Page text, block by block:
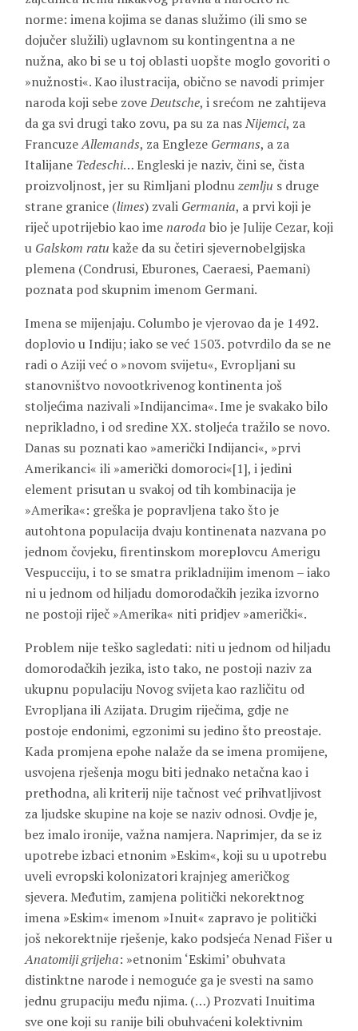
norme: imena kojima se danas služimo (ili smo se
dojučer služili) uglavnom su kontingentna a ne
nužna, ako bi se u toj oblasti uopšte moglo govoriti o
»nužnosti«. Kao ilustracija, obično se navodi primjer
naroda koji sebe zoveDeutsche, i srećom ne zahtijeva
da ga svi drugi tako zovu, pa su za nasNijemci, za
FrancuzeAllemands, za Engleze Germans, a za
Italijane Tedeschi… Engleski je naziv, čini se, čista
proizvoljnost, jer su Rimljani plodnuzemlju s druge
strane granice (limes) zvali Germania, a prvi koji je
riječ upotrijebio kao imenaroda bio je Julije Cezar, koji
u Galskom ratu kaže da su četiri sjevernobelgijska
plemena (Condrusi, Eburones, Caeraesi, Paemani)
poznata pod skupnim imenom Germani.
Imena se mijenjaju. Columbo je vjerovao da je 1492.
doplovio u Indiju; iako se već 1503. potvrdilo da se ne
radi o Aziji već o »novom svijetu«, Evropljani su
stanovništvo novootkrivenog kontinenta još
stoljećima nazivali »Indijancima«. Ime je svakako bilo
neprikladno, i od sredine XX. stoljeća tražilo se novo.
Danas su poznati kao »američki Indijanci«, »prvi
Amerikanci« ili »američki domoroci«[1], i jedini
element prisutan u svakoj od tih kombinacija je
»Amerika«: greška je popravljena tako što je
autohtona populacija dvaju kontinenata nazvana po
jednom čovjeku, firentinskom moreplovcu Amerigu
Vespucciju, i to se smatra prikladnijim imenom – iako
ni u jednom od hiljadu domorodačkih jezika izvorno
ne postoji riječ »Amerika« niti pridjev »američki«.
Problem nije teško sagledati: niti u jednom od hiljadu
domorodačkih jezika, isto tako, ne postoji naziv za
ukupnu populaciju Novog svijeta kao različitu od
Evropljana ili Azijata. Drugim riječima, gdje ne
postoje endonimi, egzonimi su jedino što preostaje.
Kada promjena epohe nalaže da se imena promijene,
usvojena rješenja mogu biti jednako netačna kao i
prethodna, ali kriterij nije tačnost već prihvatljivost
za ljudske skupine na koje se naziv odnosi. Ovdje je,
bez imalo ironije, važna namjera. Naprimjer, da se iz
upotrebe izbaci etnonim »Eskim«, koji su u upotrebu
uveli evropski kolonizatori krajnjeg američkog
sjevera. Međutim, zamjena politički nekorektnog
imena »Eskim« imenom »Inuit« zapravo je politički
još nekorektnije rješenje, kako podsjeća Nenad Fišer u
Anatomiji grijeha: »etnonim ‘Eskimi’ obuhvata
distinktne narode i nemoguće ga je svesti na samo
jednu grupaciju među njima. (…) Prozvati Inuitima
sve one koji su ranije bili obuhvaćeni kolektivnim